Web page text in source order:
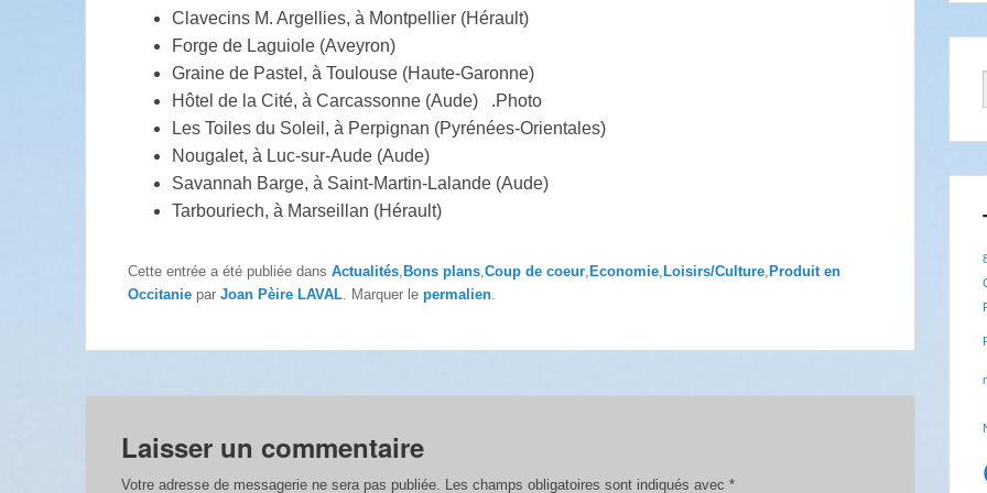
Clavecins M. Argellies, à Montpellier (Hérault)
Forge de Laguiole (Aveyron)
Graine de Pastel, à Toulouse (Haute-Garonne)
Hôtel de la Cité, à Carcassonne (Aude) .Photo
Les Toiles du Soleil, à Perpignan (Pyrénées-Orientales)
Nougalet, à Luc-sur-Aude (Aude)
Savannah Barge, à Saint-Martin-Lalande (Aude)
Tarbouriech, à Marseillan (Hérault)
Cette entrée a été publiée dans Actualités Bons plans Coup de coeur Economie Loisirs/Culture Produit en
Occitanie par Joan Pèire LAVAL . Marquer le permalien
Laisser un commentaire
Votre adresse de messagerie ne sera pas publiée. Les champs obligatoires sont indiqués avec *